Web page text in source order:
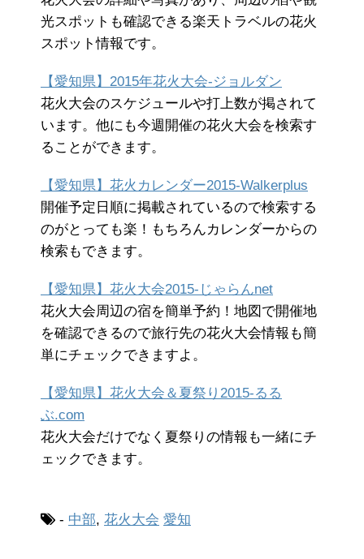
光スポットも確認できる楽天トラベルの花火
スポット情報です。
【愛知県】2015年花火大会-ジョルダン
花火大会のスケジュールや打上数が掲されて
います。他にも今週開催の花火大会を検索す
ることができます。
【愛知県】花火カレンダー2015-Walkerplus
開催予定日順に掲載されているので検索する
のがとっても楽！もちろんカレンダーからの
検索もできます。
【愛知県】花火大会2015-じゃらんnet
花火大会周辺の宿を簡単予約！地図で開催地
を確認できるので旅行先の花火大会情報も簡
単にチェックできますよ。
【愛知県】花火大会＆夏祭り2015-るる
ぶ.com
花火大会だけでなく夏祭りの情報も一緒にチ
ェックできます。
- 中部, 花火大会 愛知